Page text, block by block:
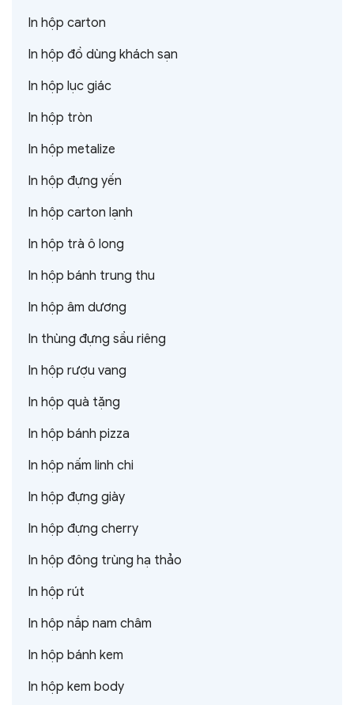
In hộp carton
In hộp đồ dùng khách sạn
In hộp lục giác
In hộp tròn
In hộp metalize
In hộp đựng yến
In hộp carton lạnh
In hộp trà ô long
In hộp bánh trung thu
In hộp âm dương
In thùng đựng sầu riêng
In hộp rượu vang
In hộp quà tặng
In hộp bánh pizza
In hộp nấm linh chi
In hộp đựng giày
In hộp đựng cherry
In hộp đông trùng hạ thảo
In hộp rút
In hộp nắp nam châm
In hộp bánh kem
In hộp kem body